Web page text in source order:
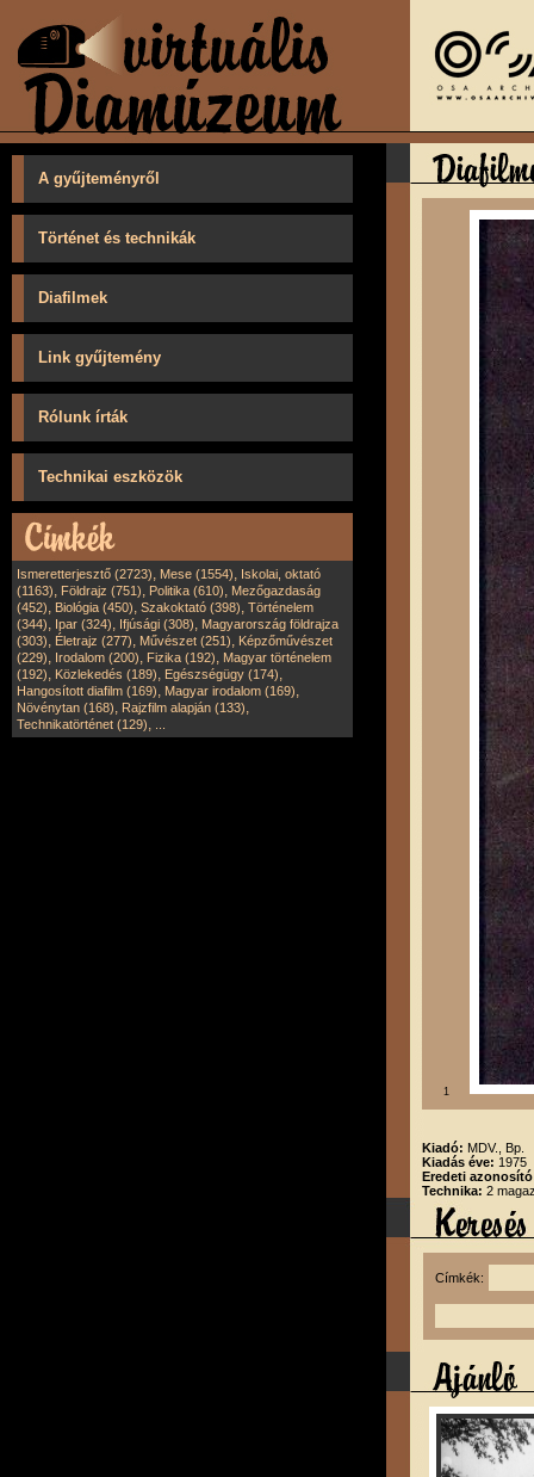
A gyűjteményről
Történet és technikák
Diafilmek
Link gyűjtemény
Rólunk írták
Technikai eszközök
Ismeretterjesztő (2723), Mese (1554), Iskolai, oktató
(1163), Földrajz (751), Politika (610), Mezőgazdaság
(452), Biológia (450), Szakoktató (398), Történelem
(344), Ipar (324), Ifjúsági (308), Magyarország földrajza
(303), Életrajz (277), Művészet (251), Képzőművészet
(229), Irodalom (200), Fizika (192), Magyar történelem
(192), Közlekedés (189), Egészségügy (174),
Hangosított diafilm (169), Magyar irodalom (169),
Növénytan (168), Rajzfilm alapján (133),
Technikatörténet (129),
1
Kiadó: MDV., Bp.
Kiadás éve: 1975
Eredeti
Technika: 2
Címkék: